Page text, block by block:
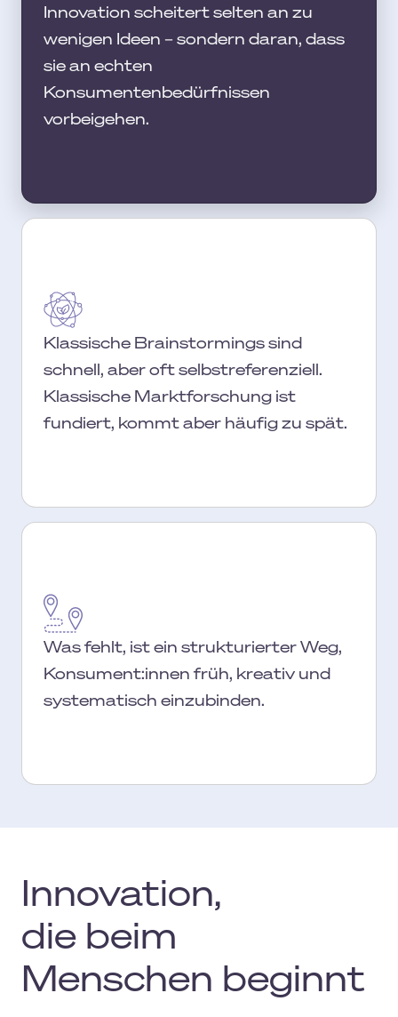
Innovation scheitert selten an zu
wenigen Ideen – sondern daran, dass
sie an echten
Konsumentenbedürfnissen
vorbeigehen.
Klassische Brainstormings sind
schnell, aber oft selbstreferenziell.
Klassische Marktforschung ist
fundiert, kommt aber häufig zu spät.
Was fehlt, ist ein strukturierter Weg,
Konsument:innen früh, kreativ und
systematisch einzubinden.
Innovation,
die beim
Menschen beginnt